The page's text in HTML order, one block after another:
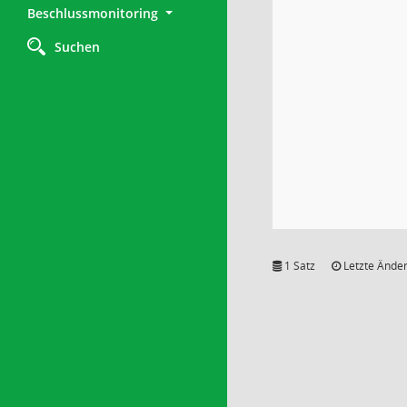
Beschlussmonitoring
Suchen
1 Satz Letzte